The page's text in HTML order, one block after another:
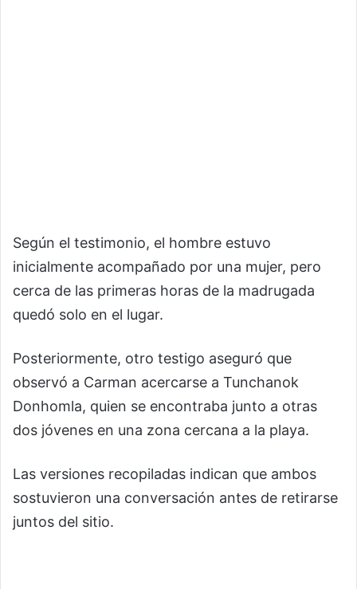
Según el testimonio, el hombre estuvo
inicialmente acompañado por una mujer, pero
cerca de las primeras horas de la madrugada
quedó solo en el lugar.
Posteriormente, otro testigo aseguró que
observó a Carman acercarse a Tunchanok
Donhomla, quien se encontraba junto a otras
dos jóvenes en una zona cercana a la playa.
Las versiones recopiladas indican que ambos
sostuvieron una conversación antes de retirarse
juntos del sitio.